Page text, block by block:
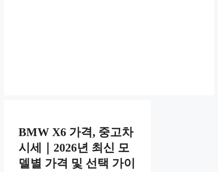
BMW X6 가격, 중고차
시세｜2026년 최신 모
델별 가격 및 선택 가이